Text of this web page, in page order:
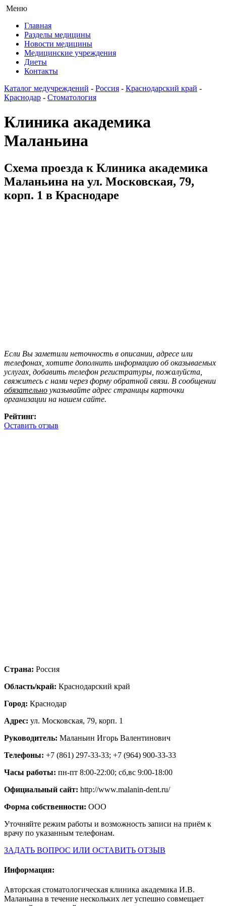
Меню
Главная
Разделы медицины
Новости медицины
Медицинские учреждения
Диеты
Контакты
Каталог медучреждений - Россия - Краснодарский край -
Краснодар - Стоматология
Клиника академика
Маланьина
Схема проезда к Клиника академика
Маланьина на ул. Московская, 79,
корп. 1 в Краснодаре
Если Вы заметили неточность в описании, адресе или
телефонах, хотите дополнить информацию об оказываемых
услугах, добавить телефон регистратуры, пожалуйста,
свяжитесь с нами через форму обратной связи. В сообщении
обязательно указывайте адрес страницы карточки
организации на нашем сайте.
Рейтинг:
Оставить отзыв
Страна: Россия
Область/край: Краснодарский край
Город: Краснодар
Адрес: ул. Московская, 79, корп. 1
Руководитель: Маланьин Игорь Валентинович
Телефоны: +7 (861) 297-33-33; +7 (964) 900-33-33
Часы работы: пн-пт 8:00-22:00; сб,вс 9:00-18:00
Официальный сайт: http://www.malanin-dent.ru/
Форма собственности: ООО
Уточняйте режим работы и возможность записи на приём к
врачу по указанным телефонам.
ЗАДАТЬ ВОПРОС ИЛИ ОСТАВИТЬ ОТЗЫВ
Информация:
Авторская стоматологическая клиника академика И.В.
Маланьина в течение нескольких лет успешно совмещает